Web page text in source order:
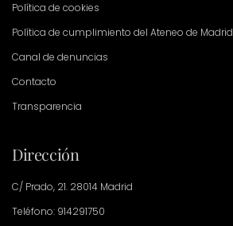
Política de cookies
Política de cumplimiento del Ateneo de Madrid
Canal de denuncias
Contacto
Transparencia
Dirección
C/ Prado, 21. 28014 Madrid
Teléfono: 914291750